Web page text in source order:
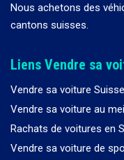
Nous achetons des
cantons suisses.
Liens Vendre sa
Vendre sa voiture Suisse
Vendre sa voiture au
Rachats de voitures en
Vendre sa voiture de